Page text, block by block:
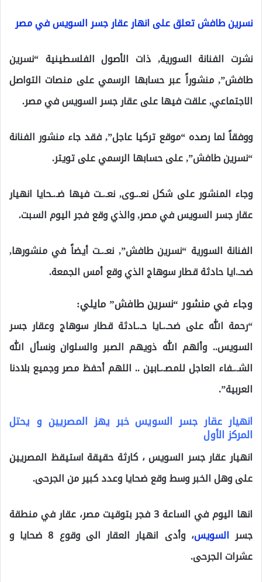
نسرين طافش تعلق على انهار عقار جسر السويس في مصر
نشرت الفنانة السورية, ذات الأصول الفلسطينية “نسرين
طافش”, منشوراً عبر حسابها الرسمي على منصات التواصل
الاجتماعي, علقت فيها على عقار جسر السويس في مصر.
ووفقاً لما رصده “موقع تركيا عاجل”, فقد جاء منشور الفنانة
“نسرين طافش”, على حسابها الرسمي على تويتر.
وجاء المنشور على شكل نعـ.ـوى, نعـ.ـت فيها ضـ.ـحايا انهيار
عقار جسر السويس في مصر, والذي وقع فجر اليوم السبت.
الفنانة السورية “نسرين طافش”, نعـ.ـت أيضاً في منشورها,
ضحـ.ايا حادثة قطار سوهاج الذي وقع أمس الجمعة.
وجاء في منشور “نسرين طافش” مايلي:
“‏رحمة الله على ضحـ.ـايا حـ.ـادثة ‎قطار سوهاج وعقار ‎جسر
السويس.. وألهم الله ذويهم الصبر والسلوان ونسأل الله
الشـ.ـفاء العاجل للمصـ.ـابين .. اللهم أحفظ مصر وجميع بلادنا
العربية”.
انهيار عقار جسر السويس خبر يهز المصريين و يحتل
المركز الأول
انهيار عقار جسر السويس ، كارثة حقيقة استيقظ المصريين
على وهل الخبر وسط وقع ضحايا وعدد كبير من الجرحى.
انها اليوم في الساعة 3 فجر بتوقيت مصر، عقار في منطقة
جسر السويس
، وأدى انهيار العقار الى وقوع 8 ضحايا و
عشرات الجرحى.